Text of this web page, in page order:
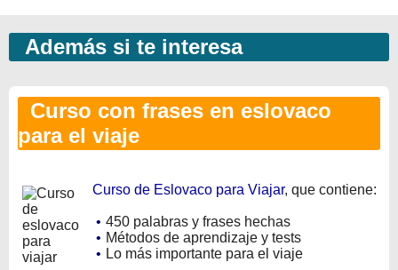
Además si te interesa
Curso con frases en eslovaco
para el viaje
Curso de Eslovaco para Viajar, que contiene:
• 450 palabras y frases hechas
• Métodos de aprendizaje y tests
• Lo más importante para el viaje